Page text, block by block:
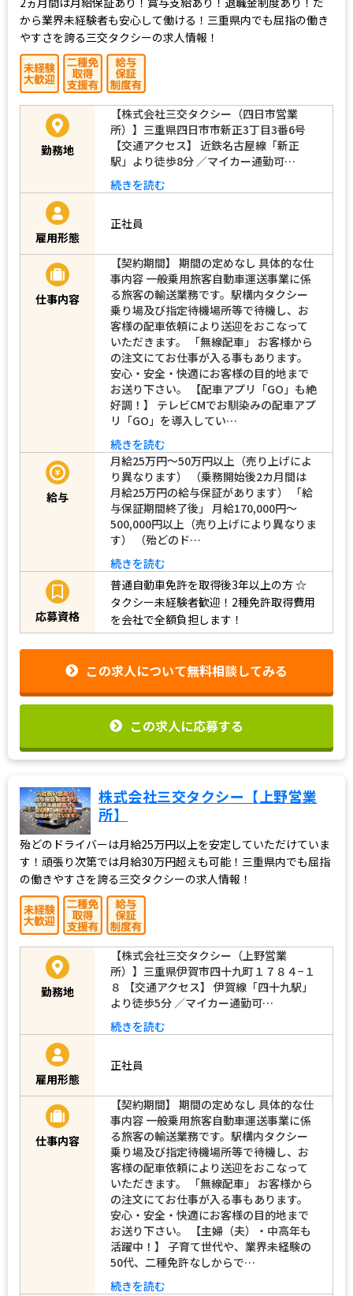
から業界未経験者も安心して働ける！三重県内でも屈指の働き
やすさを誇る三交タクシーの求人情報！
勤務地
【株式会社三交タクシー（四日市営業
所）】三重県四日市市新正3丁目3番6号
【交通アクセス】 近鉄名古屋線「新正
駅」より徒歩8分 ／マイカー通勤可…
続きを読む
雇用形態
正社員
仕事内容
【契約期間】 期間の定めなし 具体的な仕
事内容 一般乗用旅客自動車運送事業に係
る旅客の輸送業務です。駅構内タクシー
乗り場及び指定待機場所等で待機し、お
客様の配車依頼により送迎をおこなって
いただきます。 「無線配車」 お客様から
の注文にてお仕事が入る事もあります。
安心・安全・快適にお客様の目的地まで
お送り下さい。 【配車アプリ「GO」も絶
好調！】 テレビCMでお馴染みの配車アプ
リ「GO」を導入してい…
続きを読む
給与
月給25万円～50万円以上（売り上げによ
り異なります） （乗務開始後2カ月間は
月給25万円の給与保証があります） 「給
与保証期間終了後」 月給170,000円～
500,000円以上（売り上げにより異なりま
す） （殆どのド…
続きを読む
応募資格
普通自動車免許を取得後3年以上の方☆
タクシー未経験者歓迎！2種免許取得費用
を会社で全額負担します！
この求人について無料相談してみる
この求人に応募する
株式会社三交タクシー【上野営業
所】
殆どのドライバーは月給25万円以上を安定していただけていま
す！頑張り次第では月給30万円超えも可能！三重県内でも屈指
の働きやすさを誇る三交タクシーの求人情報！
勤務地
【株式会社三交タクシー（上野営業
所）】三重県伊賀市四十九町１７８４−１
８ 【交通アクセス】 伊賀線「四十九駅」
より徒歩5分 ／マイカー通勤可…
続きを読む
雇用形態
正社員
仕事内容
【契約期間】 期間の定めなし 具体的な仕
事内容 一般乗用旅客自動車運送事業に係
る旅客の輸送業務です。駅構内タクシー
乗り場及び指定待機場所等で待機し、お
客様の配車依頼により送迎をおこなって
いただきます。 「無線配車」 お客様から
の注文にてお仕事が入る事もあります。
安心・安全・快適にお客様の目的地まで
お送り下さい。 【主婦（夫）・中高年も
活躍中！】 子育て世代や、業界未経験の
50代、二種免許なしからで…
続きを読む